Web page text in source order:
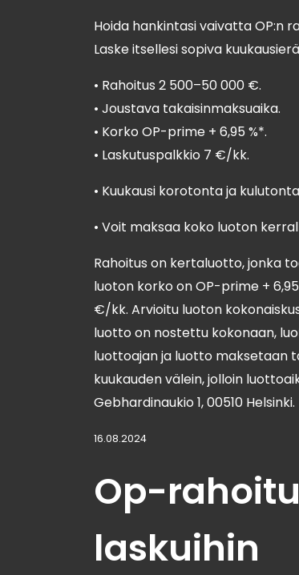
Hoida hankintasi vaivatta OP:n
Laske itsellesi sopiva
• Rahoitus 2 500–50 000 €.
• Joustava takaisinmaksuaika.
• Korko OP-prime + 6,95 %*.
• Laskutuspalkkio 7 €/kk.
• Kuukausi korotonta ja
• Voit maksaa koko luoton
Rahoitus on kertaluotto, jonka
luoton korko on OP-prime +
€/kk. Arvioitu luoton
luotto on nostettu kokonaan,
luottoajan ja luotto maksetaan
kuukauden välein, jolloin
Gebhardinaukio 1, 00510 Helsinki.
16.08.2024
Op-
laskuihin